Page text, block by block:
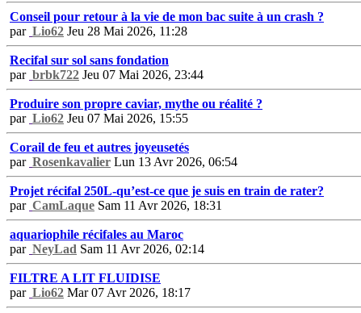
Conseil pour retour à la vie de mon bac suite à un crash ?
par Lio62 Jeu 28 Mai 2026, 11:28
Recifal sur sol sans fondation
par brbk722 Jeu 07 Mai 2026, 23:44
Produire son propre caviar, mythe ou réalité ?
par Lio62 Jeu 07 Mai 2026, 15:55
Corail de feu et autres joyeusetés
par Rosenkavalier Lun 13 Avr 2026, 06:54
Projet récifal 250L-qu’est-ce que je suis en train de rater?
par CamLaque Sam 11 Avr 2026, 18:31
aquariophile récifales au Maroc
par NeyLad Sam 11 Avr 2026, 02:14
FILTRE A LIT FLUIDISE
par Lio62 Mar 07 Avr 2026, 18:17